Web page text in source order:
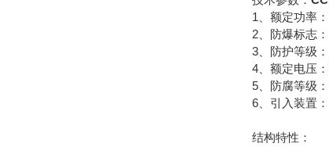
1、额定功率
2、防爆标志
3、防护等级：
4、额定电压：
5、防腐等级：
6、引入装置
结构特性：